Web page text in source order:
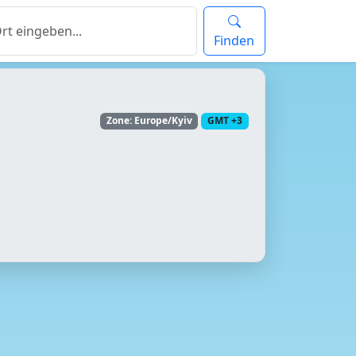
Finden
Zone: Europe/Kyiv GMT +3